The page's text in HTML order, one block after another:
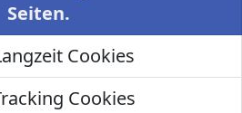
Seiten.
Cookies
Cookies